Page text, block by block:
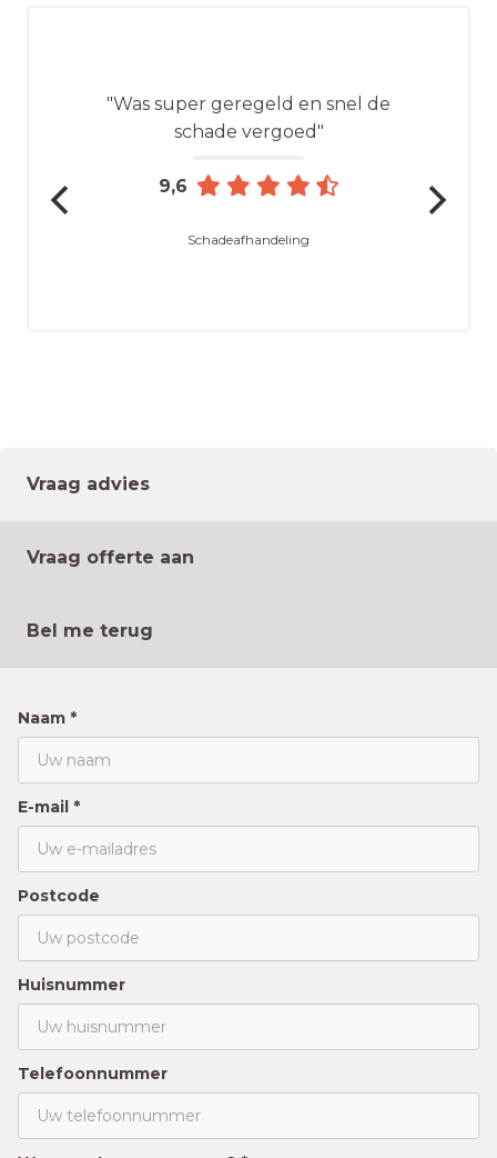
"Was super geregeld en snel de
schade vergoed"
9,6
Schadeafhandeling
Vraag advies
Vraag offerte aan
Bel me terug
Naam *
E-mail *
Postcode
Huisnummer
Telefoonnummer